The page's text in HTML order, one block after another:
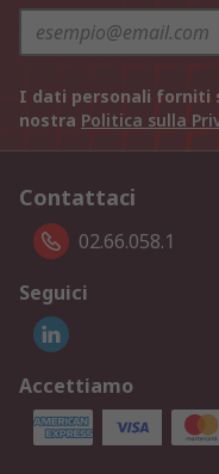
I dati personali forniti
nostra Politica sulla
Contattaci
02.66.058.1
Seguici
Accettiamo